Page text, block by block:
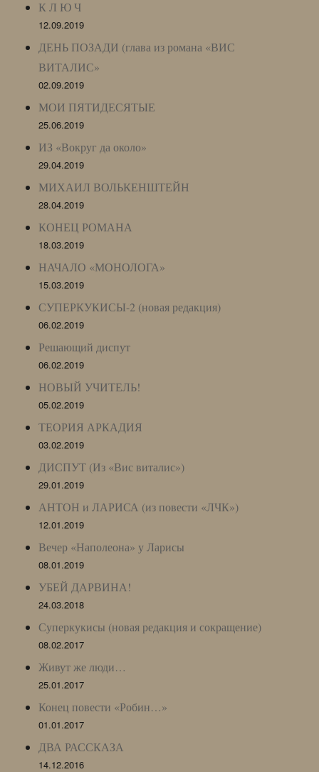
К Л Ю Ч
12.09.2019
ДЕНЬ ПОЗАДИ (глава из романа «ВИС
ВИТАЛИС»
02.09.2019
МОИ ПЯТИДЕСЯТЫЕ
25.06.2019
ИЗ «Вокруг да около»
29.04.2019
МИХАИЛ ВОЛЬКЕНШТЕЙН
28.04.2019
КОНЕЦ РОМАНА
18.03.2019
НАЧАЛО «МОНОЛОГА»
15.03.2019
СУПЕРКУКИСЫ-2 (новая редакция)
06.02.2019
Решающий диспут
06.02.2019
НОВЫЙ УЧИТЕЛЬ!
05.02.2019
ТЕОРИЯ АРКАДИЯ
03.02.2019
ДИСПУТ (Из «Вис виталис»)
29.01.2019
АНТОН и ЛАРИСА (из повести «ЛЧК»)
12.01.2019
Вечер «Наполеона» у Ларисы
08.01.2019
УБЕЙ ДАРВИНА!
24.03.2018
Суперкукисы (новая редакция и сокращение)
08.02.2017
Живут же люди…
25.01.2017
Конец повести «Робин…»
01.01.2017
ДВА РАССКАЗА
14.12.2016